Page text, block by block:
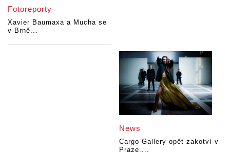
Fotoreporty
Xavier Baumaxa a Mucha se
v Brně...
News
Cargo Gallery opět zakotví v
Praze....